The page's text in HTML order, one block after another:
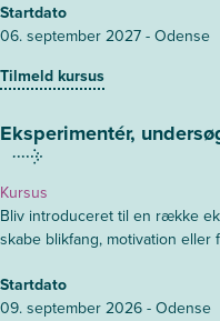
Startdato
06. september 2027 - Odense
Tilmeld kursus
Eksperimentér,
Kursus
Bliv introduceret til en række
skabe blikfang, motivation eller
Startdato
09. september 2026 - Odense